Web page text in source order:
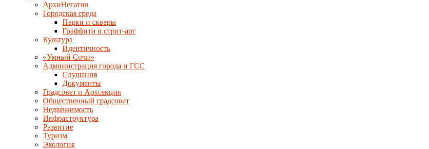
АрхиНегатив
Городская среда
Парки и скверы
Граффити и стрит-арт
Культура
Идентичность
«Умный Сочи»
Администрация города и ГСС
Слушания
Документы
Градсовет и Архсекция
Общественный градсовет
Недвижимость
Инфраструктура
Развитие
Туризм
Экология